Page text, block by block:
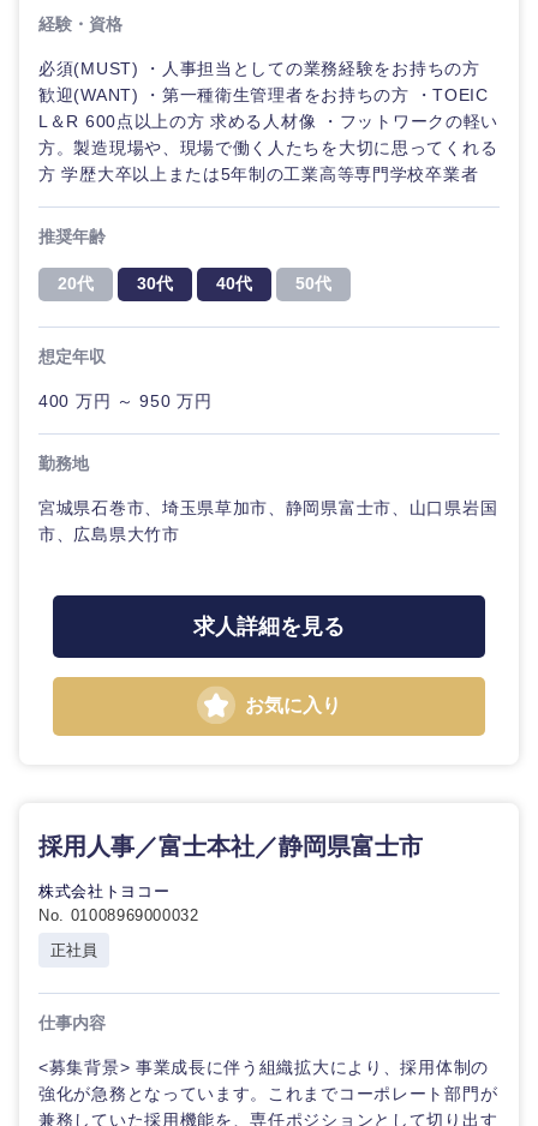
経営ボー
ド
管理
SCM
事
マーケテ
クリエイ
ティブ
ム
技術職
（モノづ
くり）
職
メディカ
ル
事業管理
新規事業企画・立上げ
M&A・事業投資
経営企画
管理
SCM
人事
マーケティング
営業
サービス
専門職
技術職（モノづくり）
建設・施工管理
事務職
電気・電子・半導体
食品・化粧品・アパレル・消費財
金融
小売・通販・外食
コンサル・シンクタンク
広告・宣伝・印刷
マスメディア
エンターテイメント
宮城県 山形県
福島県
茨城県 栃木県
群馬県
神奈川県
推奨年齢
40代 50代
こだわり条件を入力ください
フルリモート
年間休日120日以
完全週休2日制 社宅・家賃補助有
経験・資格
必須(MUST) ・人事担当としての業務経験をお持ちの方
歓迎(WANT) ・第一種衛生管理者をお持ちの方 ・TOEIC
L＆R 600点以上の方 求める人材像 ・フットワークの軽い
方。製造現場や、現場で働く人たちを大切に思ってくれる
方 学歴大卒以上または5年制の工業高等専門学校卒業者
推奨年齢
20代 30代 40代 50代
想定年収
400 万円 ～ 950 万円
勤務地
宮城県石巻市、埼玉県草加市、静岡県富士市、山口県岩国
市、広島県大竹市
求人詳細を見る
お気に入り
採用人事／富士本社／静岡県富士市
株式会社トヨコー
No. 01008969000032
正社員
仕事内容
<募集背景> 事業成長に伴う組織拡大により、採用体制の
強化が急務となっています。これまでコーポレート部門が
兼務していた採用機能を、専任ポジションとして切り出す